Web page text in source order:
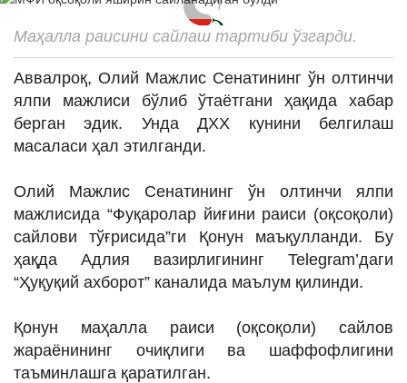
Мусиқа
Клип
Кино
ИНТЕРВЬЮ
Таҳлил
Бу қизиқ
СПОРТ
Маҳалла раисини сайлаш тартиби ўзгарди.
Аввалроқ, Олий Мажлис Сенатининг ўн олтинчи
ялпи мажлиси бўлиб ўтаётгани ҳақида хабар
берган эдик. Унда ДХХ кунини белгилаш
масаласи ҳал этилганди.
Олий Мажлис Сенатининг ўн олтинчи ялпи
мажлисида “Фуқаролар йиғини раиси (оқсоқоли)
сайлови тўғрисида”ги Қонун маъқулланди. Бу
ҳақда Адлия вазирлигининг Telegram’даги
“Ҳуқуқий ахборот” каналида маълум қилинди.
Қонун маҳалла раиси (оқсоқоли) сайлов
жараёнининг очиқлиги ва шаффофлигини
таъминлашга қаратилган.